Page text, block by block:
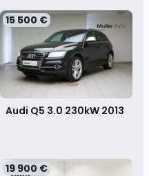
15 500 €
Audi Q5 3.0 230kW 2013
19 900 €